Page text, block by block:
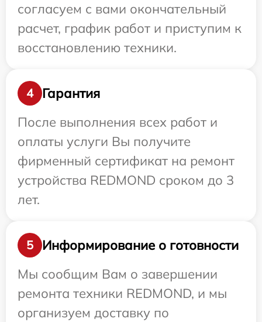
согласуем с вами окончательный
расчет, график работ и приступим к
восстановлению техники.
4
Гарантия
После выполнения всех работ и
оплаты услуги Вы получите
фирменный сертификат на ремонт
устройства REDMOND сроком до 3
лет.
5
Информирование о готовности
Мы сообщим Вам о завершении
ремонта техники REDMOND, и мы
организуем доставку по